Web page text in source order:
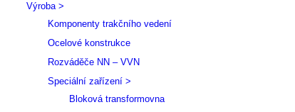
Výroba >
Komponenty trakčního vedení
Ocelové konstrukce
Rozváděče NN – VVN
Speciální zařízení >
Bloková transformovna